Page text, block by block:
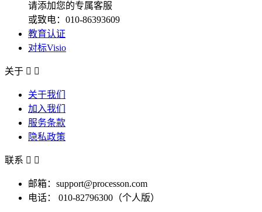
请添加您的专属客服
或致电：010-86393609
教育认证
对标Visio
关于  
关于我们
加入我们
服务条款
隐私政策
联系  
邮箱：support@processon.com
电话：
010-82796300（个人版）